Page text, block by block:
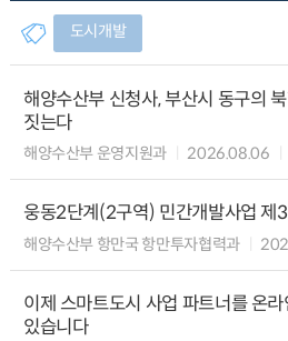
도시개발
해양수산부 신청사, 부산시 동구의
짓는다
해양수산부 운영지원과 2026.08.06
웅동2단계(2구역) 민간개발사업 제
해양수산부 항만국 항만투자협력과
이제 스마트도시 사업 파트너를 온
있습니다